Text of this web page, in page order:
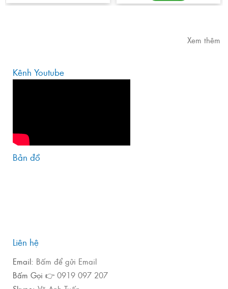
Xem thêm
Kênh Youtube
Bản đồ
Liên hệ
Email: Bấm để gửi Email
Bấm Gọi 👉 0919 097 207